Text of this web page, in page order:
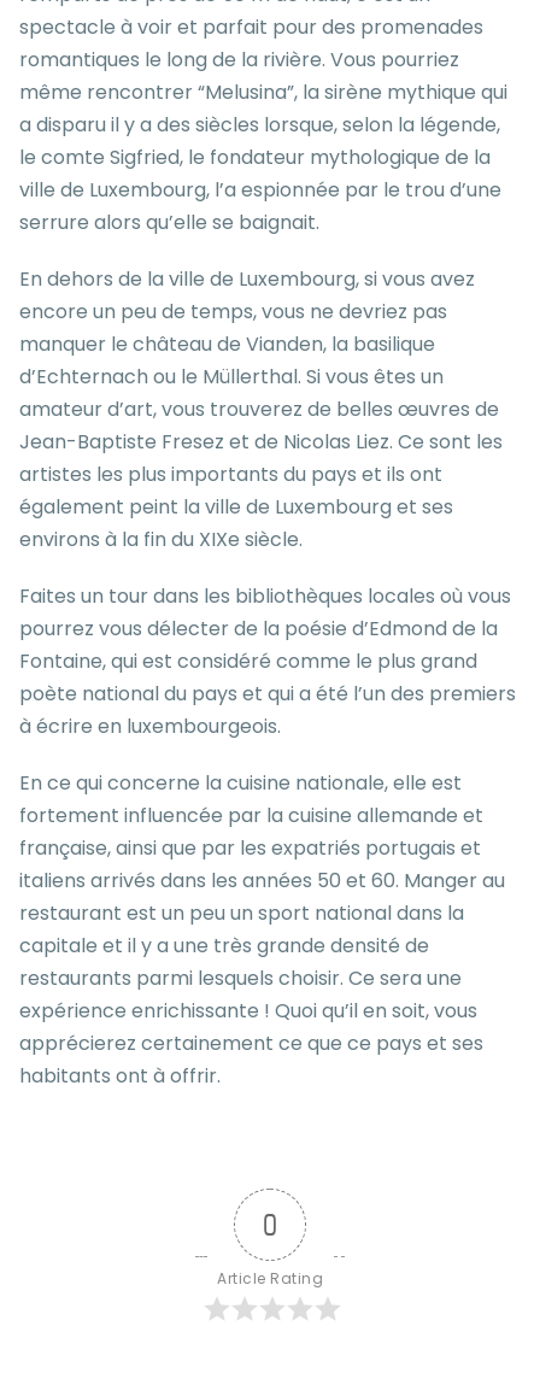
spectacle à voir et parfait pour des promenades
romantiques le long de la rivière. Vous pourriez
même rencontrer “Melusina”, la sirène mythique qui
a disparu il y a des siècles lorsque, selon la légende,
le comte Sigfried, le fondateur mythologique de la
ville de Luxembourg, l’a espionnée par le trou d’une
serrure alors qu’elle se baignait.
En dehors de la ville de Luxembourg, si vous avez
encore un peu de temps, vous ne devriez pas
manquer le château de Vianden, la basilique
d’Echternach ou le Müllerthal. Si vous êtes un
amateur d’art, vous trouverez de belles œuvres de
Jean-Baptiste Fresez et de Nicolas Liez. Ce sont les
artistes les plus importants du pays et ils ont
également peint la ville de Luxembourg et ses
environs à la fin du XIXe siècle.
Faites un tour dans les bibliothèques locales où vous
pourrez vous délecter de la poésie d’Edmond de la
Fontaine, qui est considéré comme le plus grand
poète national du pays et qui a été l’un des premiers
à écrire en luxembourgeois.
En ce qui concerne la cuisine nationale, elle est
fortement influencée par la cuisine allemande et
française, ainsi que par les expatriés portugais et
italiens arrivés dans les années 50 et 60. Manger au
restaurant est un peu un sport national dans la
capitale et il y a une très grande densité de
restaurants parmi lesquels choisir. Ce sera une
expérience enrichissante ! Quoi qu’il en soit, vous
apprécierez certainement ce que ce pays et ses
habitants ont à offrir.
0
Article Rating